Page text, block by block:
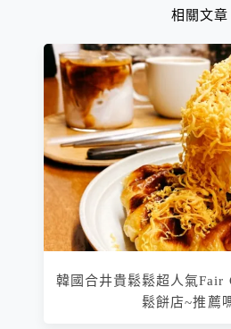
相關文章
韓國合井貴鬆鬆超人氣Fair
鬆餅店~推薦